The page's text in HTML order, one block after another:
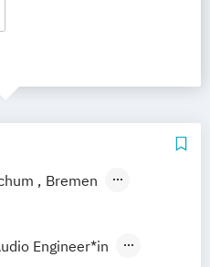
Bremen
Engineer*in